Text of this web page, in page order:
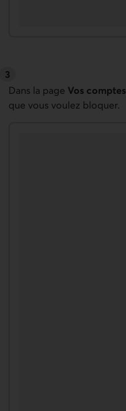
Dans la page Vos comptes
que vous voulez bloquer.